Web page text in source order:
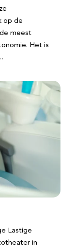
op de
meest
Het is
Lastige
in